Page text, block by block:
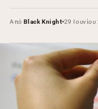
ΑπόBlack Knight 29